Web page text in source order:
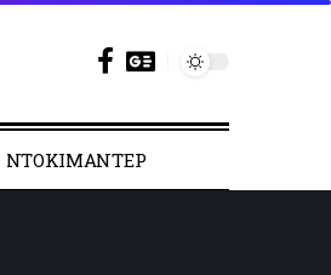
ΝΤΟΚΙΜΑΝΤΕΡ